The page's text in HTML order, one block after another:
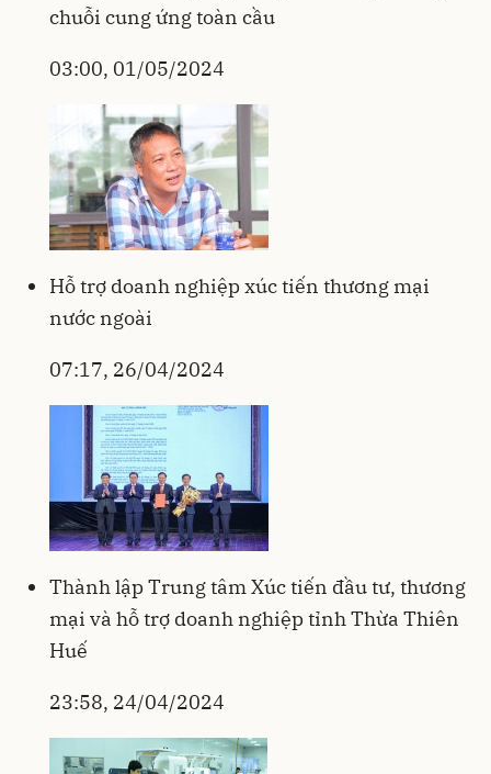
chuỗi cung ứng toàn cầu
03:00, 01/05/2024
Hỗ trợ doanh nghiệp xúc tiến thương mại
nước ngoài
07:17, 26/04/2024
Thành lập Trung tâm Xúc tiến đầu tư, thương
mại và hỗ trợ doanh nghiệp tỉnh Thừa Thiên
Huế
23:58, 24/04/2024